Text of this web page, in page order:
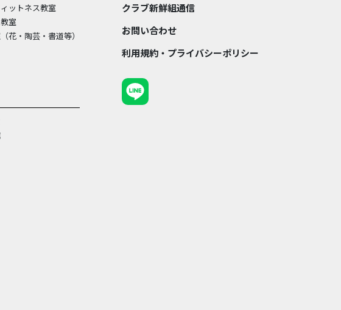
ットネス教室
室
花・陶芸・書道等）
クラブ新鮮組通信
お問い合わせ
利用規約・プライバシーポリシー